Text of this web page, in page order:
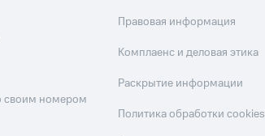
своим номером
Правовая информация
Комплаенс и деловая этика
Раскрытие информации
Политика обработки cookies